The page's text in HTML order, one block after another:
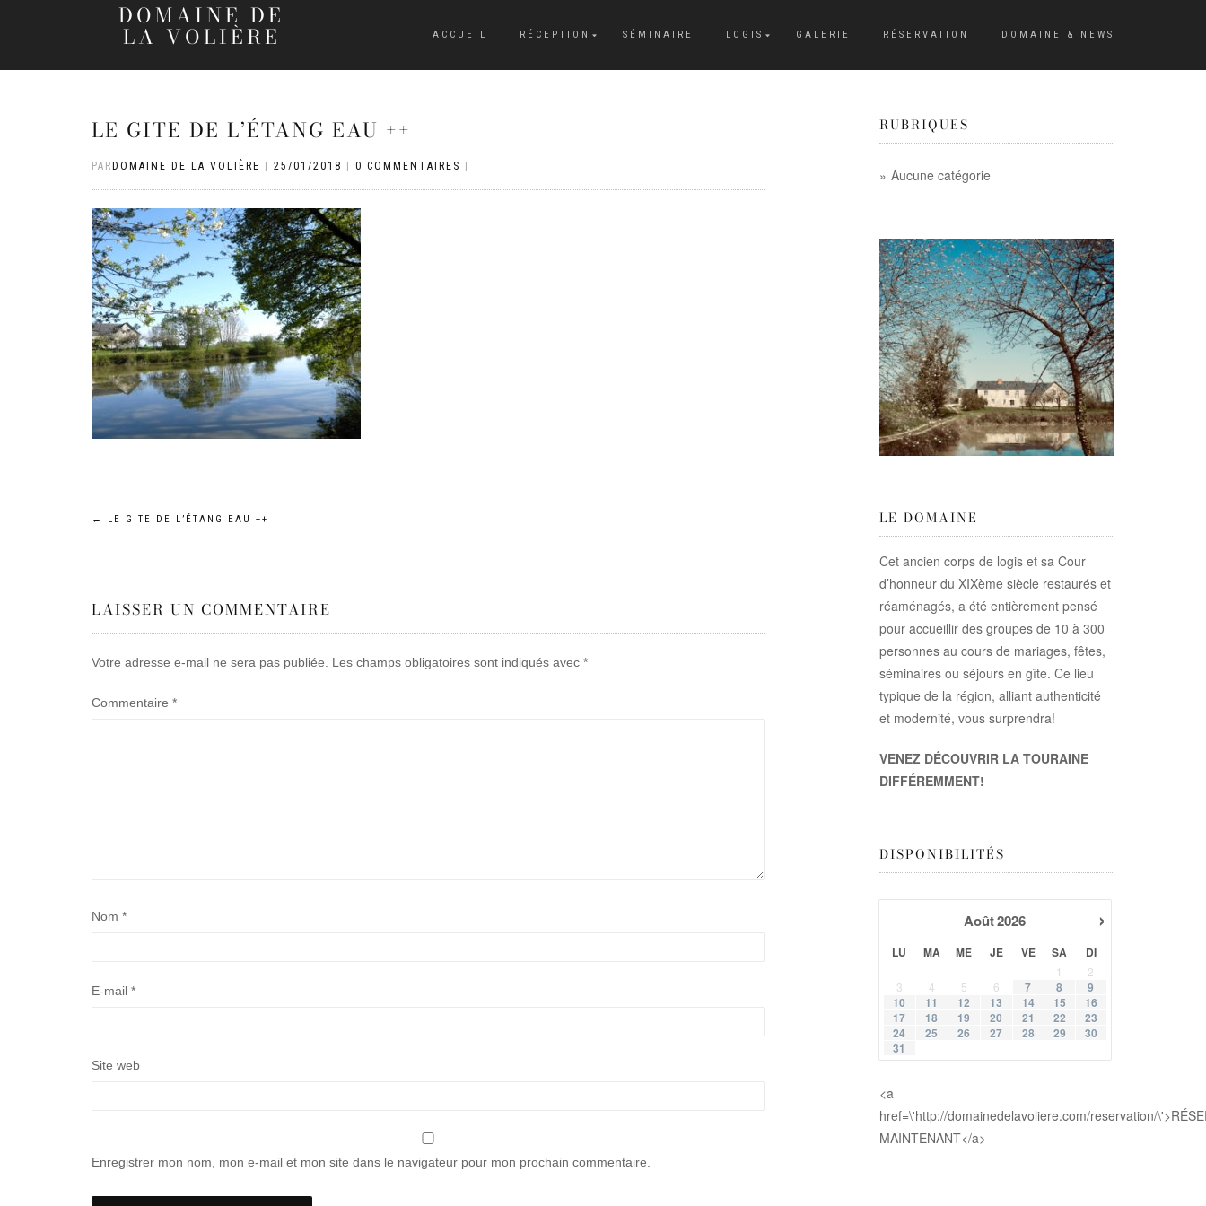
DOMAINE DE
LA VOLIÈRE ACCUEIL RÉCEPTION SÉMINAIRE LOGIS GALERIE RÉSERVATION DOMAINE & NEWS
LE GITE DE L’ÉTANG EAU ++
PAR DOMAINE DE LA VOLIÈRE 25/01/2018 0 COMMENTAIRES
Navigation
l’article
← LE GITE DE L’ÉTANG EAU ++
LAISSER UN COMMENTAIRE
Votre adresse e-mail ne sera pas publiée. Les champs obligatoires sont indiqués avec *
Commentaire *
Nom *
E-mail *
Site web
Enregistrer mon nom, mon e-mail et mon site dans le navigateur pour mon prochain commentaire.
RUBRIQUES
Aucune catégorie
LE DOMAINE
Cet ancien corps de logis et sa Cour
d’honneur du XIXème siècle restaurés et
réaménagés, a été entièrement pensé
pour accueillir des groupes de 10 à 300
personnes au cours de mariages, fêtes,
séminaires ou séjours en gîte. Ce lieu
typique de la région, alliant authenticité
et modernité, vous surprendra!
VENEZ DÉCOUVRIR LA TOURAINE
DIFFÉREMMENT!
DISPONIBILITÉS
›
Août2026
LU MA ME JE VE SA DI
1
2
3
4 5 6 7 8
9
10
11 12 13 14 15
16
17
18 19 20 21 22
23
24
25 26 27 28 29
30
31
<a
href=\'http://domainedelavoliere.com/reservation/
MAINTENANT</a>